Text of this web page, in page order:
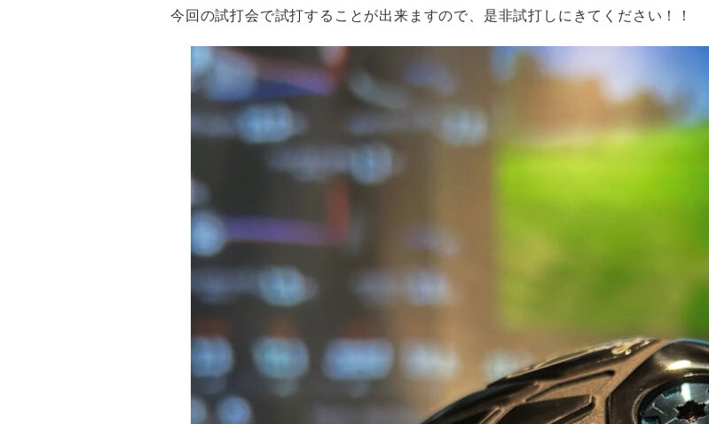
今回の試打会で試打することが出来ますので、是非試打しにきてください！！